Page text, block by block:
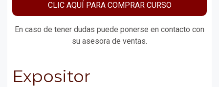
CLIC AQUÍ PARA COMPRAR CURSO
En caso de tener dudas puede ponerse en contacto con
su asesora de ventas.
Expositor